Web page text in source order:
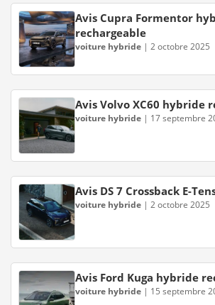
Avis Cupra Formentor
rechargeable
voiture hybride | 2 octobre 2025
Avis Volvo XC60 hybride
voiture hybride | 17 septembre
Avis DS 7 Crossback E-
voiture hybride | 2 octobre 2025
Avis Ford Kuga hybride
voiture hybride | 15 septembre